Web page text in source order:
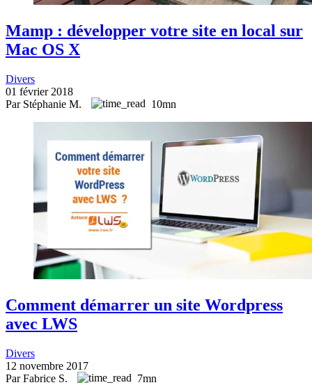
Mamp : développer votre site en local sur
Mac OS X
Divers
01 février 2018
Par Stéphanie M.
10mn
Comment démarrer un site Wordpress
avec LWS
Divers
12 novembre 2017
Par Fabrice S.
7mn